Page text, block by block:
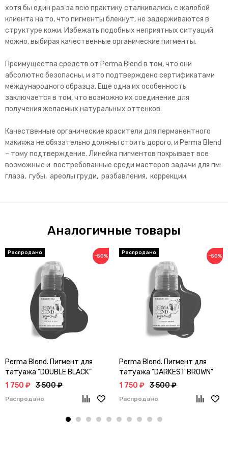
хотя бы один раз за всю практику сталкивались с жалобой
клиента на то, что пигменты блекнут, не задерживаются в
структуре кожи. Избежать подобных неприятных ситуаций
можно, выбирая качественные органические пигменты.
Преимущества средств от Perma Blend в том, что они
абсолютно безопасны, и это подтверждено сертификатами
международного образца. Еще одна их особенность
заключается в том, что возможно их соединение для
получения желаемых натуральных оттенков.
Качественные органические красители для перманентного
макияжа не обязательно должны стоить дорого, и Perma Blend
– тому подтверждение. Линейка пигментов покрывает все
возможные и востребованные среди мастеров задачи для пм:
глаза, губы, ареолы груди, разбавления, коррекции.
Аналогичные товары
−50%
Perma Blend. Пигмент для
татуажа "DOUBLE BLACK"
1 750 ₽ 3 500 ₽
Распродано
−50%
Perma Blend. Пигмент для
татуажа "DARKEST BROWN"
1 750 ₽ 3 500 ₽
Распродано